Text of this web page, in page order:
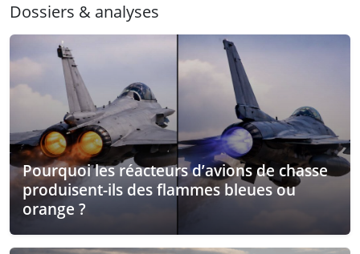
Dossiers & analyses
Pourquoi les réacteurs d’avions de chasse
produisent-ils des flammes bleues ou
orange ?